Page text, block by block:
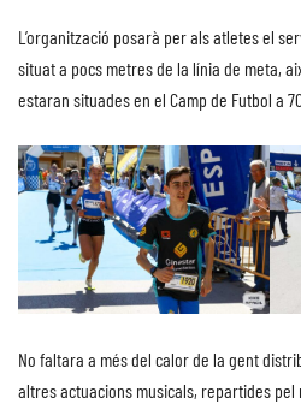
L’organització posarà per als atletes el
situat a pocs metres de la línia de meta,
estaran situades en el Camp de Futbol a
No faltara a més del calor de la gent
altres actuacions musicals, repartides